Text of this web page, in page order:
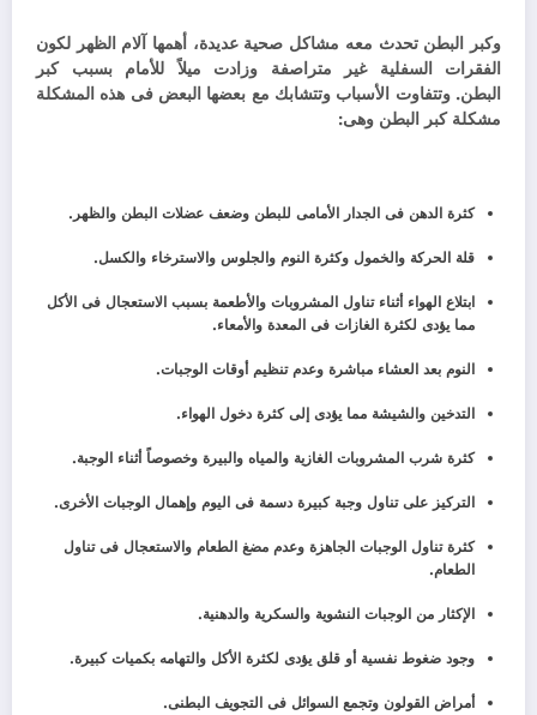
وكبر البطن تحدث معه مشاكل صحية عديدة، أهمها آلام الظهر لكون
الفقرات السفلية غير متراصفة وزادت ميلاً للأمام بسبب كبر
البطن.وتتفاوت الأسباب وتتشابك مع بعضها البعض فى هذه المشكلة
مشكلة كبر البطن وهى:
كثرة الدهن فى الجدار الأمامى للبطن وضعف عضلات البطن والظهر.
قلة الحركة والخمول وكثرة النوم والجلوس والاسترخاء والكسل.
ابتلاع الهواء أثناء تناول المشروبات والأطعمة بسبب الاستعجال فى الأكل
مما يؤدى لكثرة الغازات فى المعدة والأمعاء.
النوم بعد العشاء مباشرة وعدم تنظيم أوقات الوجبات.
التدخين والشيشة مما يؤدى إلى كثرة دخول الهواء.
كثرة شرب المشروبات الغازية والمياه والبيرة وخصوصاً أثناء الوجبة.
التركيز على تناول وجبة كبيرة دسمة فى اليوم وإهمال الوجبات الأخرى.
كثرة تناول الوجبات الجاهزة وعدم مضغ الطعام والاستعجال فى تناول
الطعام.
الإكثار من الوجبات النشوية والسكرية والدهنية.
وجود ضغوط نفسية أو قلق يؤدى لكثرة الأكل والتهامه بكميات كبيرة.
أمراض القولون وتجمع السوائل فى التجويف البطنى.